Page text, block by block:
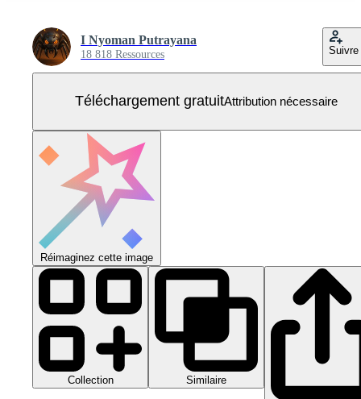
I Nyoman Putrayana
18 818 Ressources Suivre
Téléchargement gratuitAttribution nécessaire
Réimaginez cette image
Collection Similaire